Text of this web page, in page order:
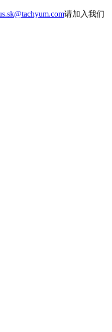
请加入我们